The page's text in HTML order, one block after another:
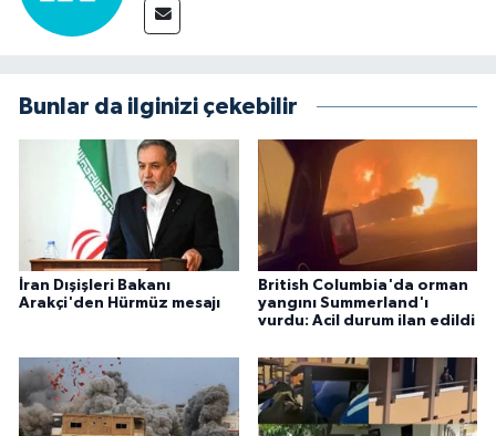
Bunlar da ilginizi çekebilir
İran Dışişleri Bakanı
Arakçi'den Hürmüz mesajı
British Columbia'da orman
yangını Summerland'ı
vurdu: Acil durum ilan edildi